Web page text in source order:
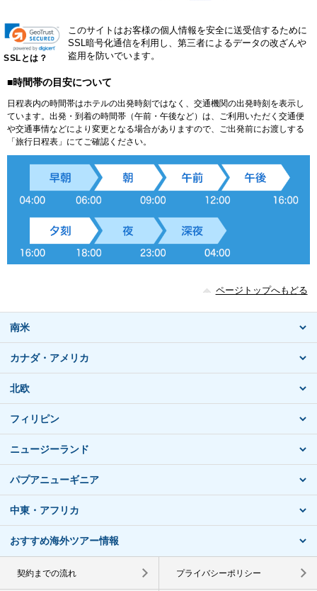
SSLとは？
このサイトはお客様の個人情報を安全に送受信するために
SSL暗号化通信を利用し、第三者によるデータの改ざんや
盗用を防いでいます。
■時間帯の目安について
日程表内の時間帯はホテルの出発時刻ではなく、交通機関の出発時刻を表示し
ています。出発・到着の時間帯（午前・午後など）は、ご利用いただく交通便
や交通事情などにより変更となる場合がありますので、ご出発前にお渡しする
「旅行日程表」にてご確認ください。
ページトップへもどる
南米
カナダ・アメリカ
北欧
フィリピン
ニュージーランド
パプアニューギニア
中東・アフリカ
おすすめ海外ツアー情報
契約までの流れ プライバシーポリシー